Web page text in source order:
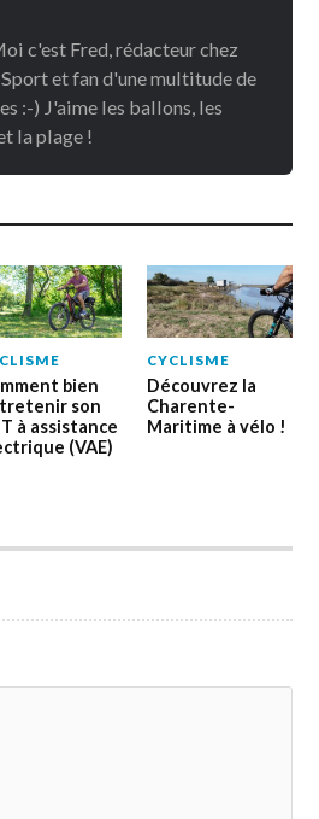
c'est Fred, rédacteur chez
et fan d'une multitude de
:-) J'aime les ballons, les
la plage !
bien
son
à assistance
(VAE)
CYCLISME
Découvrez la
Charente-
Maritime à vélo !